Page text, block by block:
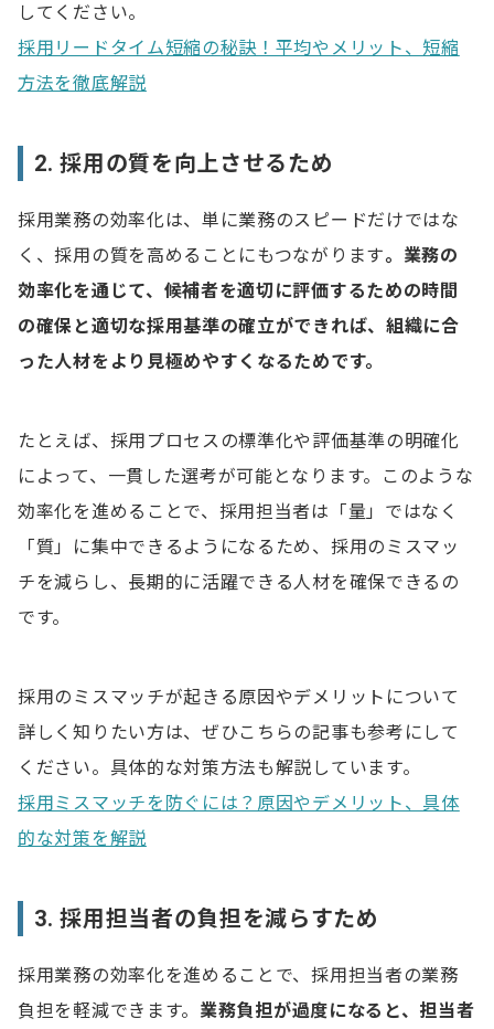
してください。
採用リードタイム短縮の秘訣！平均やメリット、短縮
方法を徹底解説
2. 採用の質を向上させるため
採用業務の効率化は、単に業務のスピードだけではな
く、採用の質を高めることにもつながります。業務の
効率化を通じて、候補者を適切に評価するための時間
の確保と適切な採用基準の確立ができれば、組織に合
った人材をより見極めやすくなるためです。
たとえば、採用プロセスの標準化や評価基準の明確化
によって、一貫した選考が可能となります。このような
効率化を進めることで、採用担当者は「量」ではなく
「質」に集中できるようになるため、採用のミスマッ
チを減らし、長期的に活躍できる人材を確保できるの
です。
採用のミスマッチが起きる原因やデメリットについて
詳しく知りたい方は、ぜひこちらの記事も参考にして
ください。具体的な対策方法も解説しています。
採用ミスマッチを防ぐには？原因やデメリット、具体
的な対策を解説
3. 採用担当者の負担を減らすため
採用業務の効率化を進めることで、採用担当者の業務
負担を軽減できます。 業務負担が過度になると、担当者